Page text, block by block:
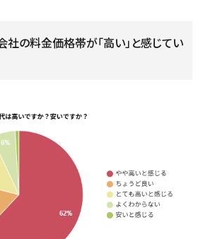
の料金価格帯が「高い」と感じてい